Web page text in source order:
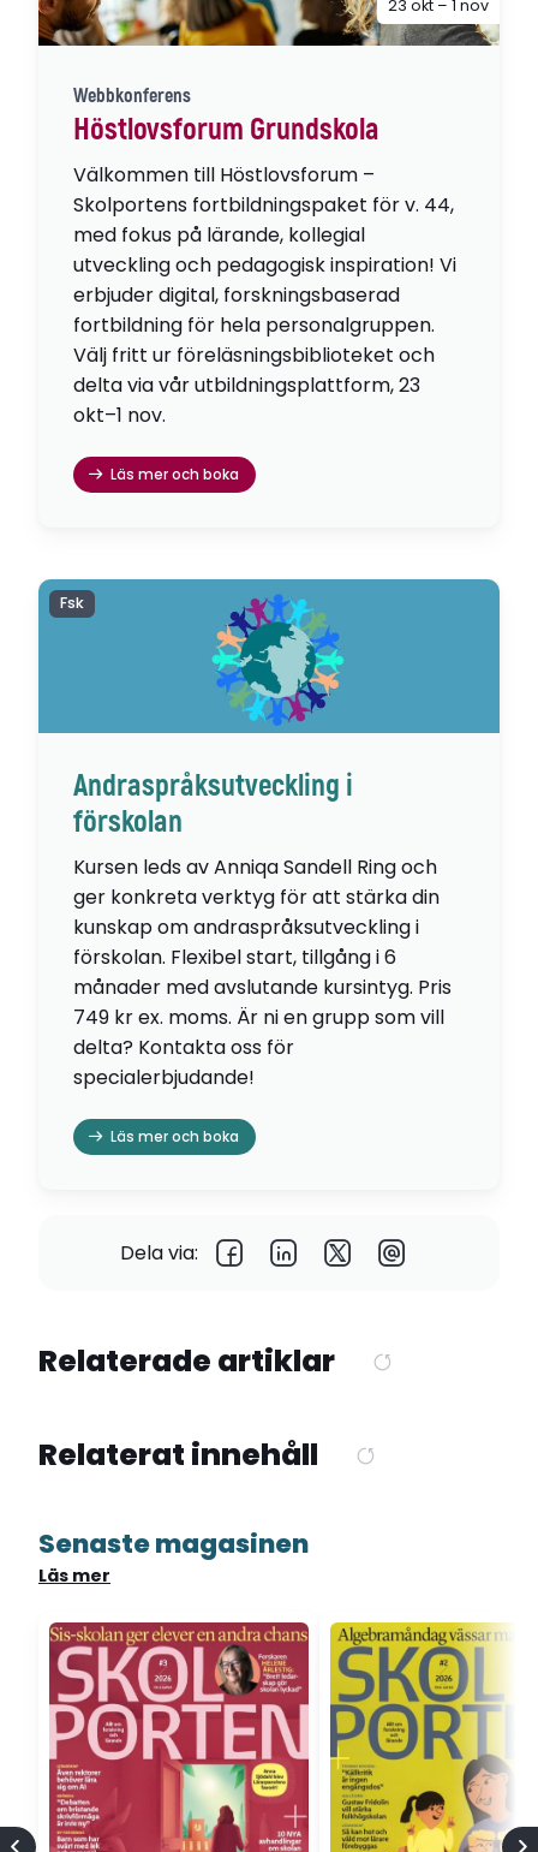
Webbkonferens
Höstlovsforum Grundskola
Välkommen till Höstlovsforum –
Skolportens fortbildningspaket för v. 44,
med fokus på lärande, kollegial
utveckling och pedagogisk inspiration! Vi
erbjuder digital, forskningsbaserad
fortbildning för hela personalgruppen.
Välj fritt ur föreläsningsbiblioteket och
delta via vår utbildningsplattform, 23
okt–1 nov.
Läs mer och boka
23 okt – 1 nov
Andraspråksutveckling i
förskolan
Kursen leds av Anniqa Sandell Ring och
ger konkreta verktyg för att stärka din
kunskap om andraspråksutveckling i
förskolan. Flexibel start, tillgång i 6
månader med avslutande kursintyg. Pris
749 kr ex. moms. Är ni en grupp som vill
delta? Kontakta oss för
specialerbjudande!
Läs mer och boka
Fsk
Dela via:
Relaterade artiklar
Relaterat innehåll
Senaste magasinen
Läs mer